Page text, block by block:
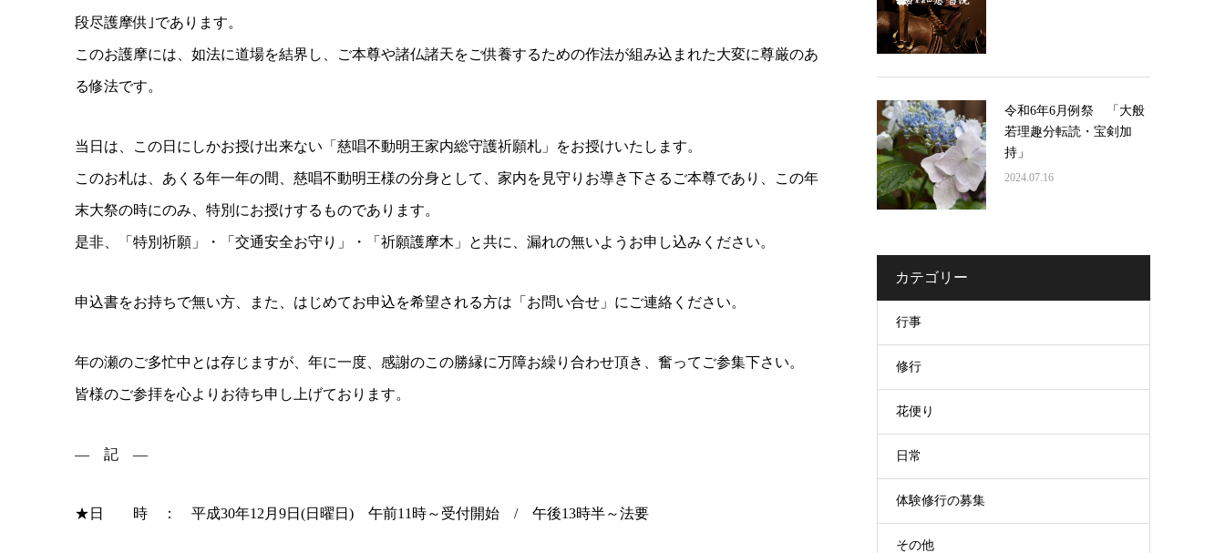
段尽護摩供｣であります。
このお護摩には、如法に道場を結界し、ご本尊や諸仏諸天をご供養するための作法が組み込まれた大変に尊厳のあ
る修法です。
当日は、この日にしかお授け出来ない「慈唱不動明王家内総守護祈願札」をお授けいたします。
このお札は、あくる年一年の間、慈唱不動明王様の分身として、家内を見守りお導き下さるご本尊であり、この年
末大祭の時にのみ、特別にお授けするものであります。
是非、「特別祈願」・「交通安全お守り」・「祈願護摩木」と共に、漏れの無いようお申し込みください。
申込書をお持ちで無い方、また、はじめてお申込を希望される方は「お問い合せ」にご連絡ください。
年の瀬のご多忙中とは存じますが、年に一度、感謝のこの勝縁に万障お繰り合わせ頂き、奮ってご参集下さい。
皆様のご参拝を心よりお待ち申し上げております。
— 記 —
★日 時 ： 平成30年12月9日(日曜日) 午前11時～受付開始 / 午後13時半～法要
令和6年6月例祭 「大般
若理趣分転読・宝剣加
持」
2024.07.16
カテゴリー
行事
修行
花便り
日常
体験修行の募集
その他